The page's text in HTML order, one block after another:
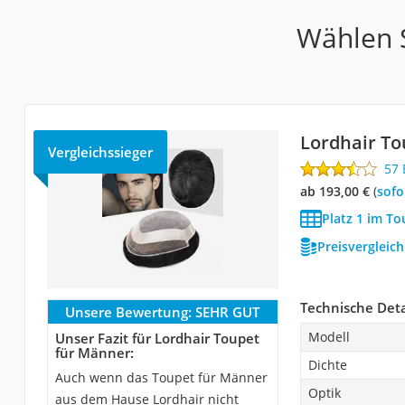
Wählen
Vergleichssieger Lordhair
57
ab 193,00 €(
Platz 1 im
Unsere Bewertung: SEHR GUT
Unser Fazit für Lordhair Toupet
für Männer:
Auch wenn das Toupet für Männer
aus dem Hause Lordhair nicht
Technische
Modell
Dichte
Optik